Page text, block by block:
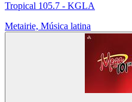
Tropical 105.7 - KGLA
Metairie, Música latina